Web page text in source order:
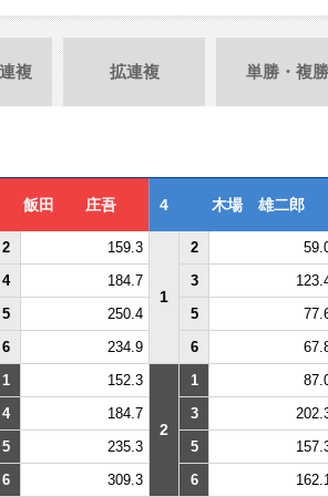
複 拡連複 単勝・複勝
飯田 庄吾 4 木場 雄二郎
2 159.3
1
2
4 184.7 3
5 250.4 5
6 234.9 6
1 152.3
2
1
4 184.7 3
5 235.3 5
6 309.3 6